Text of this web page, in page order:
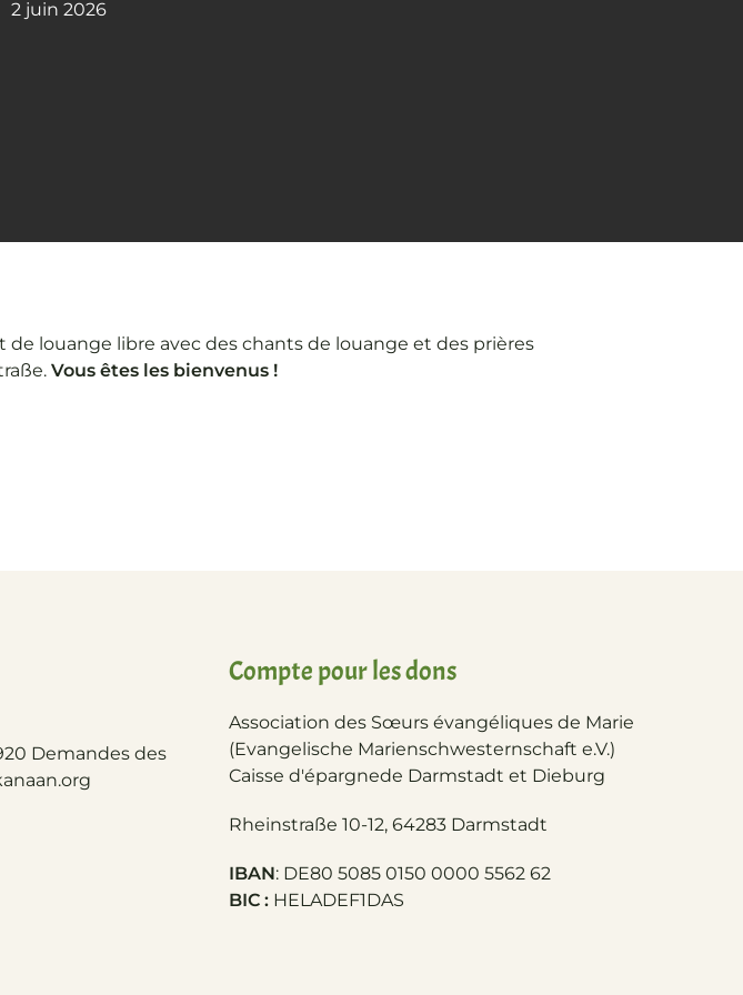
2 juin 2026
louange libre avec des chants de louange et des prières
Vous êtes les bienvenus !
Demandes des
Compte pour les dons
Association des Sœurs évangéliques de Marie
(Evangelische Marienschwesternschaft e.V.)
Caisse d'épargnede Darmstadt et Dieburg
Rheinstraße 10-12, 64283 Darmstadt
IBAN: DE80 5085 0150 0000 5562 62
BIC : HELADEF1DAS